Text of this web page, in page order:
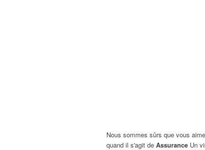
Nous sommes sûrs que vous
quand il s'agit de Assurance Un